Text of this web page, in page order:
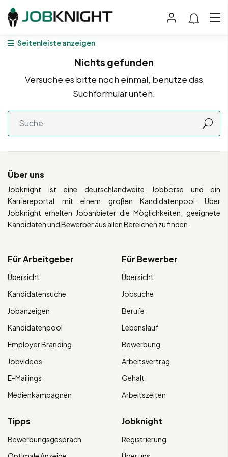
Seitenleiste anzeigen
Nichts gefunden
Versuche es bitte noch einmal, benutze das
Suchformular unten.
Über uns
Jobknight ist eine deutschlandweite Jobbörse und ein
Karriereportal mit einem großen Kandidatenpool. Über
Jobknight erhalten Jobanbieter die Möglichkeiten, geeignete
Kandidaten und Bewerber aus allen Bereichen zu finden.
Für Arbeitgeber
Übersicht
Kandidatensuche
Jobanzeigen
Kandidatenpool
Employer Branding
Jobvideos
E-Mailings
Medienkampagnen
Für Bewerber
Übersicht
Jobsuche
Berufe
Lebenslauf
Bewerbung
Arbeitsvertrag
Gehalt
Arbeitszeiten
Tipps
Bewerbungsgespräch
Jobknight
Registrierung